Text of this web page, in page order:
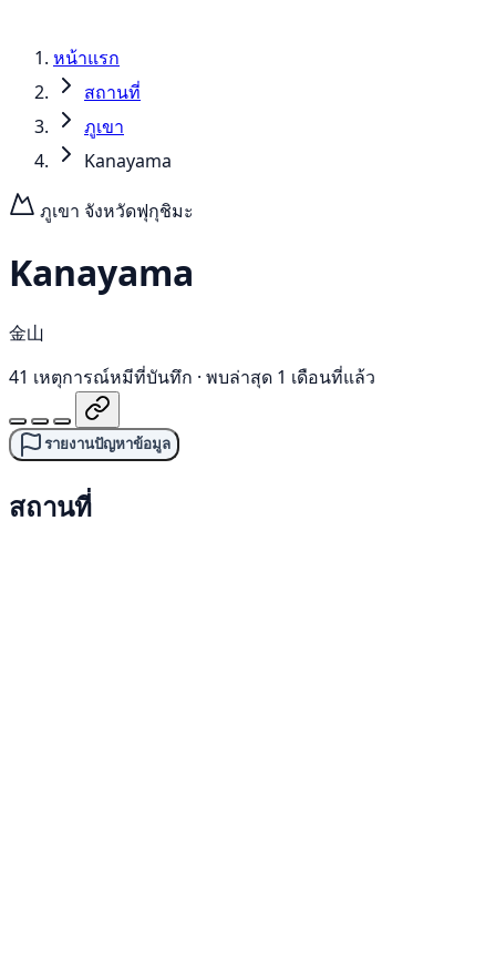
หน้าแรก
สถานที่
ภูเขา
Kanayama
ภูเขา จังหวัดฟุกุชิมะ
Kanayama
金山
41 เหตุการณ์หมีที่บันทึก · พบล่าสุด 1 เดือนที่แล้ว
รายงานปัญหาข้อมูล
สถานที่